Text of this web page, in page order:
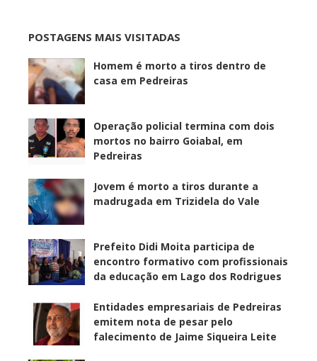
POSTAGENS MAIS VISITADAS
Homem é morto a tiros dentro de
casa em Pedreiras
Operação policial termina com dois
mortos no bairro Goiabal, em
Pedreiras
Jovem é morto a tiros durante a
madrugada em Trizidela do Vale
Prefeito Didi Moita participa de
encontro formativo com profissionais
da educação em Lago dos Rodrigues
Entidades empresariais de Pedreiras
emitem nota de pesar pelo
falecimento de Jaime Siqueira Leite